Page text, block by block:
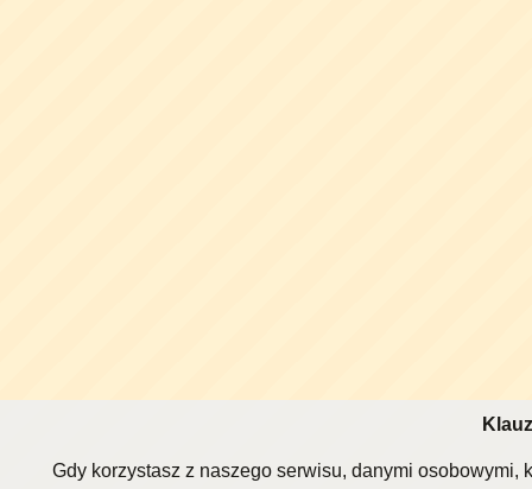
Gdy korzystasz z naszego serwisu, danymi osobowymi,